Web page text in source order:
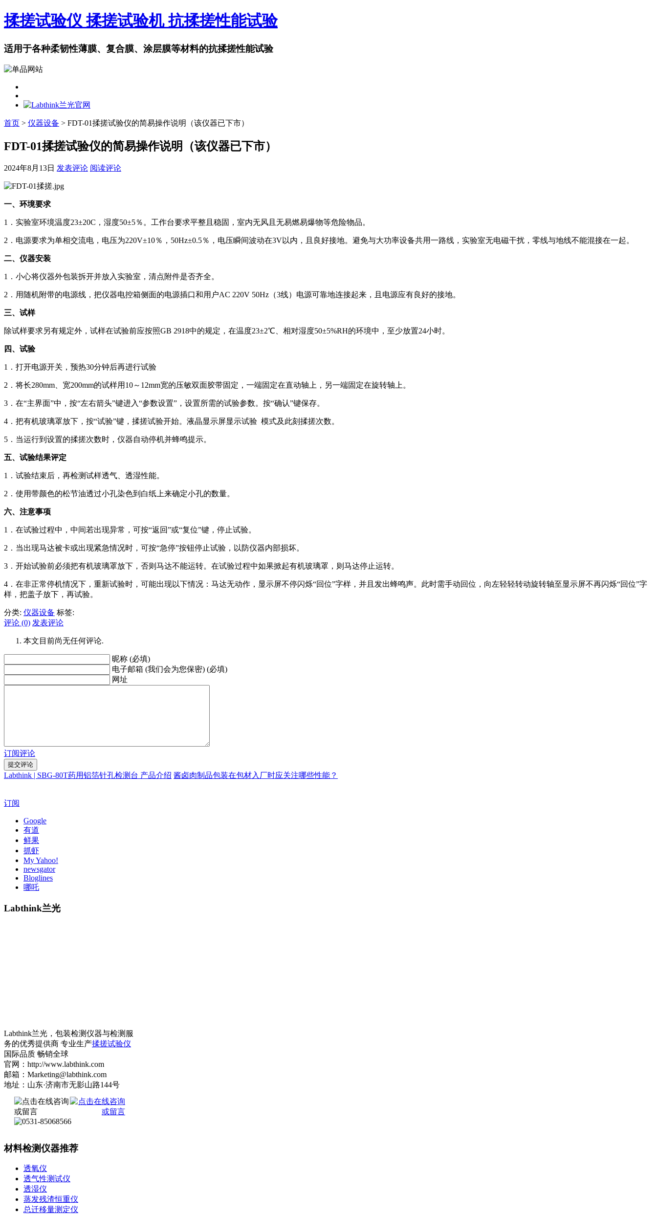
揉搓试验仪 揉搓试验机 抗揉搓性能试验
适用于各种柔韧性薄膜、复合膜、涂层膜等材料的抗揉搓性能试验
首页 > 仪器设备 > FDT-01揉搓试验仪的简易操作说明（该仪器已下市）
FDT-01揉搓试验仪的简易操作说明（该仪器已下市）
2024年8月13日 发表评论 阅读评论
一、环境要求
1．实验室环境温度23±20C，湿度50±5％。工作台要求平整且稳固，室内无风且无易燃易爆物等危险物品。
2．电源要求为单相交流电，电压为220V±10％，50Hz±0.5％，电压瞬间波动在3V以内，且良好接地。避免与大功率设备共用一路线，实验室无电磁干扰，零线与地线不能混接在一起。
二、仪器安装
1．小心将仪器外包装拆开并放入实验室，清点附件是否齐全。
2．用随机附带的电源线，把仪器电控箱侧面的电源插口和用户AC 220V 50Hz（3线）电源可靠地连接起来，且电源应有良好的接地。
三、试样
除试样要求另有规定外，试样在试验前应按照GB 2918中的规定，在温度23±2℃、相对湿度50±5%RH的环境中，至少放置24小时。
四、试验
1．打开电源开关，预热30分钟后再进行试验
2．将长280mm、宽200mm的试样用10～12mm宽的压敏双面胶带固定，一端固定在直动轴上，另一端固定在旋转轴上。
3．在“主界面”中，按“左右箭头”键进入“参数设置”，设置所需的试验参数。按“确认”键保存。
4．把有机玻璃罩放下，按“试验”键，揉搓试验开始。液晶显示屏显示试验 模式及此刻揉搓次数。
5．当运行到设置的揉搓次数时，仪器自动停机并蜂鸣提示。
五、试验结果评定
1．试验结束后，再检测试样透气、透湿性能。
2．使用带颜色的松节油透过小孔染色到白纸上来确定小孔的数量。
六、注意事项
1．在试验过程中，中间若出现异常，可按“返回”或“复位”键，停止试验。
2．当出现马达被卡或出现紧急情况时，可按“急停”按钮停止试验，以防仪器内部损坏。
3．开始试验前必须把有机玻璃罩放下，否则马达不能运转。在试验过程中如果掀起有机玻璃罩，则马达停止运转。
4．在非正常停机情况下，重新试验时，可能出现以下情况：马达无动作，显示屏不停闪烁“回位”字样，并且发出蜂鸣声。此时需手动回位，向左轻轻转动旋转轴至显示屏不再闪烁“回位”字
样，把盖子放下，再试验。
分类: 仪器设备 标签:
评论 (0) 发表评论
本文目前尚无任何评论.
昵称 (必填)
电子邮箱 (我们会为您保密) (必填)
网址
订阅评论
Labthink | SBG-80T药用铝箔针孔检测台 产品介绍 酱卤肉制品包装在包材入厂时应关注哪些性能？
订阅
Google
有道
鲜果
抓虾
My Yahoo!
newsgator
Bloglines
哪吒
Labthink兰光
Labthink兰光，包装检测仪器与检测服
务的优秀提供商 专业生产揉搓试验仪
国际品质 畅销全球
官网：http://www.labthink.com
邮箱：Marketing@labthink.com
地址：山东·济南市无影山路144号
材料检测仪器推荐
透氧仪
透气性测试仪
透湿仪
蒸发残渣恒重仪
总迁移量测定仪